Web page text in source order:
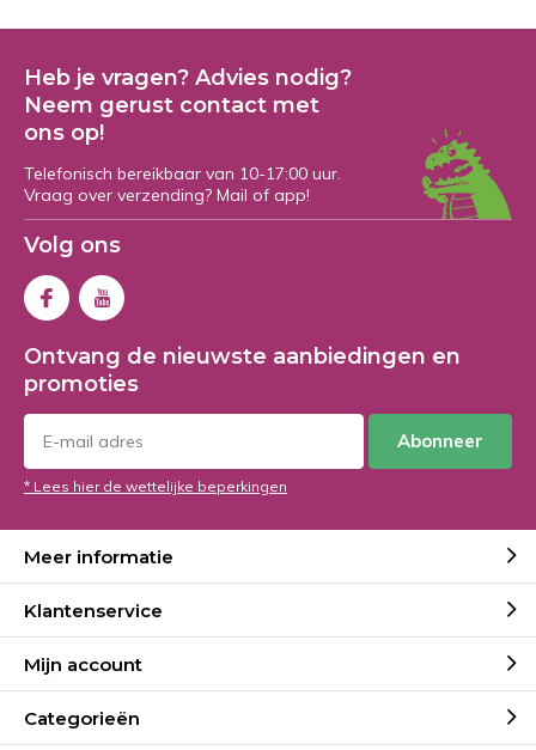
Heb je vragen? Advies nodig?
Neem gerust contact met
ons op!
Telefonisch bereikbaar van 10-17:00 uur.
Vraag over verzending? Mail of app!
Volg ons
Ontvang de nieuwste aanbiedingen en
promoties
Abonneer
* Lees hier de wettelijke beperkingen
Meer informatie
Klantenservice
Mijn account
Categorieën